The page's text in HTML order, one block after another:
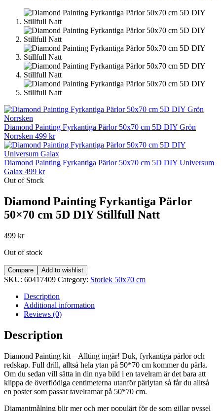
Diamond Painting Fyrkantiga Pärlor 50x70 cm 5D DIY Grön
Norrsken 499 kr
Diamond Painting Fyrkantiga Pärlor 50x70 cm 5D DIY Universum
Galax 499 kr
Out of Stock
Diamond Painting Fyrkantiga Pärlor
50×70 cm 5D DIY Stillfull Natt
499 kr
Out of stock
Compare Add to wishlist
SKU: 60417409 Category: Storlek 50x70 cm
Description
Additional information
Reviews (0)
Description
Diamond Painting kit – Allting ingår! Duk, fyrkantiga pärlor och
redskap. Full drill, alltså hela ytan på 50*70 cm kommer du pärla.
Om du sedan vill sätta in din nya bild i en tavelram är det bara att
klippa de överflödiga centimeterna utanför pärlytan så får du alltså
en poster som passar tavelramar på 50*70 cm.
Diamantmålning blir mer och mer populärt för de som gillar pyssel